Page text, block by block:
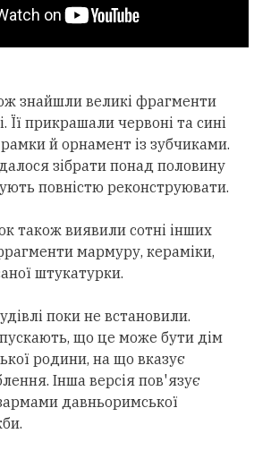
знайшли великі фрагменти
Її прикрашали червоні та сині
рамки й орнамент із зубчиками.
зібрати понад половину
повністю реконструювати.
також виявили сотні інших
мармуру, кераміки,
штукатурки.
поки не встановили.
що це може бути дім
родини, на що вказує
Інша версія пов'язує
давньоримської